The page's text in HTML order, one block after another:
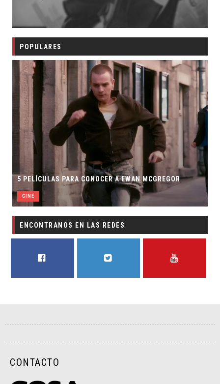
POPULARES
5 PELÍCULAS PARA CONOCER A EWAN MCGREGOR
CINE
ENCONTRANOS EN LAS REDES
CONTACTO